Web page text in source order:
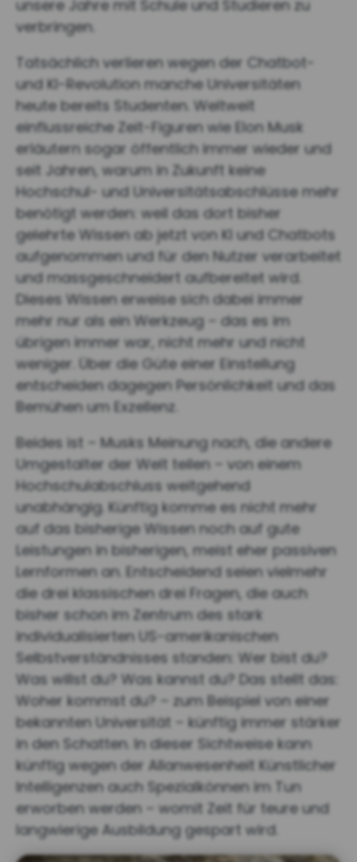
unsere Jahre mit Schule und Studieren zu
verbringen.
Tatsächlich verlieren wegen der Chatbot-
und KI-Revolution manche Universitäten
heute bereits Studenten. Weltweit
einflussreiche Zeit-Figuren wie Elon Musk
erläutern sogar öffentlich immer wieder und
seit Jahren, warum in Zukunft keine
Hochschul- und Universitätsabschlüsse mehr
benötigt werden: weil das dort bisher
gelehrte Wissen ab jetzt von KI und Chatbots
aufgenommen und für den Nutzer verarbeitet
und massgeschneidert aufbereitet wird.
Dieses Wissen erweise sich dabei immer
mehr nur als ein Werkzeug – das es im
übrigen immer war, nicht mehr und nicht
weniger. Über die Güte einer Einstellung
entscheiden dagegen Persönlichkeit und das
Bemühen um Exzellenz.
Beides ist – Musks Meinung nach, die andere
Umgestalter der Welt teilen – von einem
Hochschulabschluss weitgehend
unabhängig. Künftig komme es nicht mehr
auf das bisherige Wissen noch auf gute
Leistungen in bisherigen, meist eher passiven
Lernformen an. Entscheidend seien vielmehr
die drei klassischen drei Fragen, die auch
bisher schon im Zentrum des stark
individualisierten US-amerikanischen
Selbstverständnisses standen: Wer bist du?
Was willst du? Was kannst du? Das stellt das:
Woher kommst du? – zum Beispiel von einer
bekannten Universität – künftig immer stärker
in den Schatten. In dieser Sichtweise kann
künftig wegen der Allanwesenheit Künstlicher
Intelligenzen auch Spezialkönnen im Tun
erworben werden – womit Zeit für teure und
langwierige Ausbildung gespart wird.